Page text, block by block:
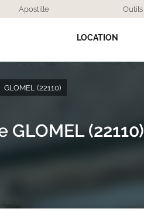
Apostille Outils
LOCATION
GLOMEL (22110)
GLOMEL (22110)